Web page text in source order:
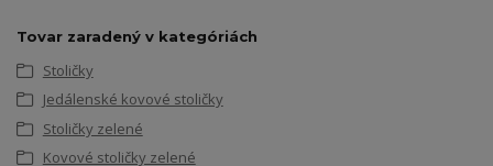
Tovar zaradený v kategóriách
Stoličky
Jedálenské kovové stoličky
Stoličky zelené
Kovové stoličky zelené